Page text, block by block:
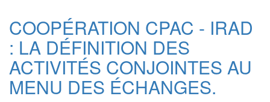
DE
LA
6éme
SESSION
D'HOMOLOGATION.
COOPÉRATION CPAC - IRAD
: LA DÉFINITION DES
ACTIVITÉS CONJOINTES AU
MENU DES ÉCHANGES.